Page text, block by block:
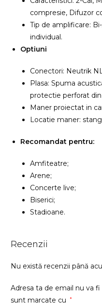
compresie, Difuzor
Tip de amplificare:
individual.
Optiuni
Conectori: Neutrik
Plasa: Spuma
protectie perforat din
Maner proiectat in
Locatie maner:
Recomandat pentru:
Amfiteatre;
Arene;
Concerte live;
Biserici;
Stadioane.
Recenzii
Nu există recenzii până
Adresa ta de email nu va fi
sunt marcate cu
*